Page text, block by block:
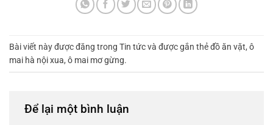
Bài viết này được đăng trong Tin tứcvà được gắn thẻđồ ăn vặt, ô
mai hà nội xua, ô mai mơ gừng.
Để lại một bình luận